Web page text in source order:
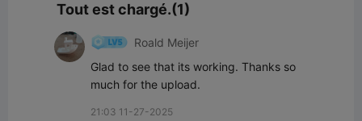
Tout est chargé.(1)
Roald Meijer
Glad to see that its working. Thanks so
much for the upload.
21:03 11-27-2025